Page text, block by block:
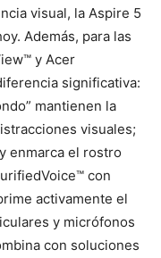
visual, la Aspire 5
Además, para las
y Acer
significativa:
mantienen la
visuales;
enmarca el rostro
con
activamente el
y micrófonos
con soluciones